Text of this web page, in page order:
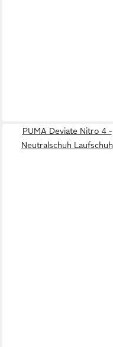
PUMA Deviate Nitro 4 -
Neutralschuh Laufschuh